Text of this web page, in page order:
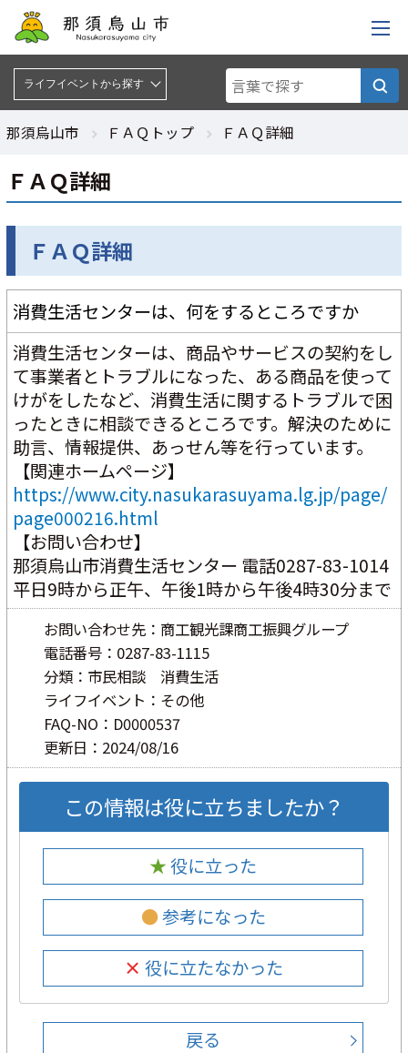
ライフイベントから探す :
ライフイベントから探す
那須烏山市 ＦＡＱトップ ＦＡＱ詳細
ＦＡＱ詳細
ＦＡＱ詳細
消費生活センターは、何をするところですか
消費生活センターは、商品やサービスの契約をし
て事業者とトラブルになった、ある商品を使って
けがをしたなど、消費生活に関するトラブルで困
ったときに相談できるところです。解決のために
助言、情報提供、あっせん等を行っています。
【関連ホームページ】
https://www.city.nasukarasuyama.lg.jp/page/
page000216.html
【お問い合わせ】
那須烏山市消費生活センター 電話0287-83-1014
平日9時から正午、午後1時から午後4時30分まで
お問い合わせ先：商工観光課商工振興グループ
電話番号：0287-83-1115
分類：市民相談 消費生活
ライフイベント：その他
FAQ-NO：D0000537
更新日：2024/08/16
この情報は役に立ちましたか？
★ 役に立った
● 参考になった
× 役に立たなかった
戻る